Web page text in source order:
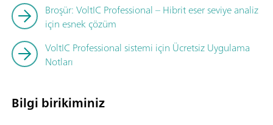
Broşür: VoltIC Professional – Hibrit eser seviye analiz
için esnek çözüm
VoltIC Professional sistemi için Ücretsiz Uygulama
Notları
Bilgi birikiminiz